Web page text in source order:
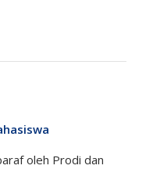
oleh Prodi dan